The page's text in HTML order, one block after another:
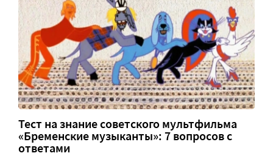
Тест на знание советского мультфильма
«Бременские музыканты»: 7 вопросов с
ответами